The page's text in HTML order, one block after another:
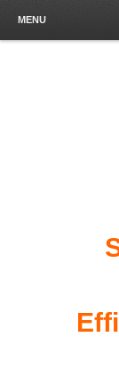
MENU